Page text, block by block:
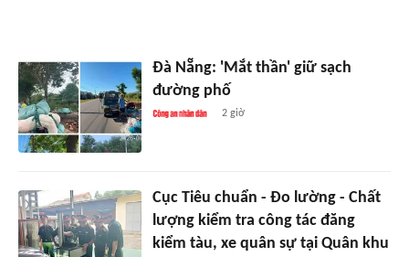
Đà Nẵng: 'Mắt thần' giữ sạch
đường phố
2 giờ
Cục Tiêu chuẩn - Đo lường - Chất
lượng kiểm tra công tác đăng
kiểm tàu, xe quân sự tại Quân khu